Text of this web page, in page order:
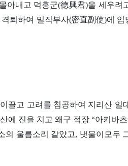
아내고 덕흥군(德興君)을 세우려
퇴하여 밀직부사(密直副使)에 임
끌고 고려를 침공하여 지리산 일
에 진을 치고 왜구 적장 “아키바츠
울름소리 같았고, 냇물이모두